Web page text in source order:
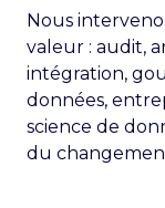
Nous
valeur : audit,
intégration,
données,
science de
du